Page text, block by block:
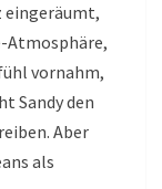
eingeräumt,
Atmosphäre,
vornahm,
Sandy den
Aber
als